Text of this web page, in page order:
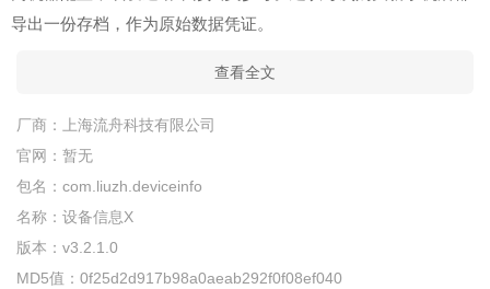
导出一份存档，作为原始数据凭证。
查看全文
厂商：
上海流舟科技有限公司
官网： 暂无
包名： com.liuzh.deviceinfo
名称： 设备信息X
版本： v3.2.1.0
MD5值： 0f25d2d917b98a0aeab292f0f08ef040